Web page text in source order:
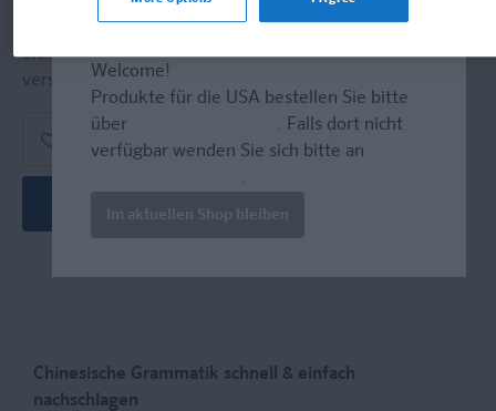
Lieferung bei Online-Bestellwert ab € 9,95
versandkostenfrei!
Chinesische Grammatik schnell & einfach
nachschlagen
Welcome!
Produkte für die USA bestellen Sie bitte
über
. Falls dort nicht
verfügbar wenden Sie sich bitte an
.
Im aktuellen Shop bleiben